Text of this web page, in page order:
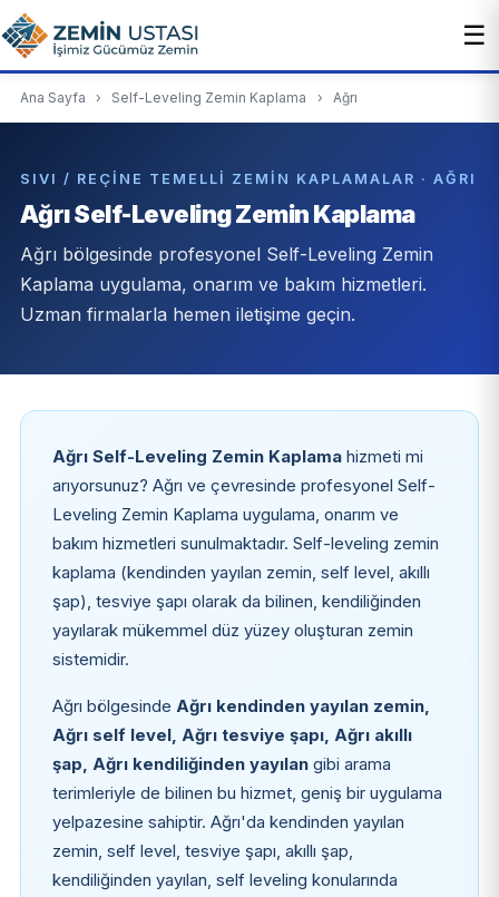
☰
Ana Sayfa › Self-Leveling Zemin Kaplama › Ağrı
SIVI / REÇINE TEMELLI ZEMIN KAPLAMALAR · AĞRI
Ağrı Self-Leveling Zemin Kaplama
Ağrı bölgesinde profesyonel Self-Leveling Zemin
Kaplama uygulama, onarım ve bakım hizmetleri.
Uzman firmalarla hemen iletişime geçin.
Ağrı Self-Leveling Zemin Kaplamahizmeti mi
arıyorsunuz? Ağrı ve çevresinde profesyonel Self-
Leveling Zemin Kaplama uygulama, onarım ve
bakım hizmetleri sunulmaktadır. Self-leveling zemin
kaplama (kendinden yayılan zemin, self level, akıllı
şap), tesviye şapı olarak da bilinen, kendiliğinden
yayılarak mükemmel düz yüzey oluşturan zemin
sistemidir.
Ağrı bölgesinde Ağrı kendinden yayılan zemin,
Ağrı self level, Ağrı tesviye şapı, Ağrı akıllı
şap, Ağrı kendiliğinden yayılangibi arama
terimleriyle de bilinen bu hizmet, geniş bir uygulama
yelpazesine sahiptir. Ağrı'da kendinden yayılan
zemin, self level, tesviye şapı, akıllı şap,
kendiliğinden yayılan, self leveling konularında